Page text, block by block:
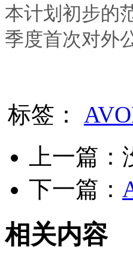
本计划初步的
季度首次对外
标签：
上一篇：
下一篇：
相关内容